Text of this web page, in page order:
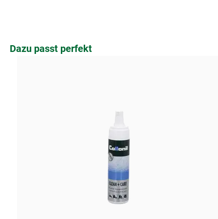
Produktgalerie überspringen
Dazu passt perfekt